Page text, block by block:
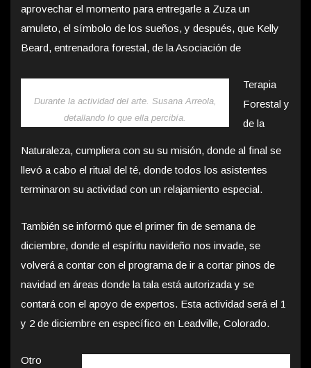
aprovechar el momento para entregarle a Zuza un
amuleto, el símbolo de los sueños, y después, que Kelly
Beard, entrenadora forestal, de la Asociación de
Durante la actividad del arte. Susana Arreola,
detallando lo que ella percibía.
Terapia
Forestal y
de la
Naturaleza, cumpliera con su su misión, donde al final se
llevó a cabo el ritual del té, donde todos los asistentes
terminaron su actividad con un relajamiento especial.
También se informó que el primer fin de semana de
diciembre, donde el espíritu navideño nos invade, se
volverá a contar con el programa de ir a cortar pinos de
navidad en áreas donde la tala está autorizada y se
contará con el apoyo de expertos. Esta actividad será el 1
y 2 de diciembre en específico en Leadville, Colorado.
Otro